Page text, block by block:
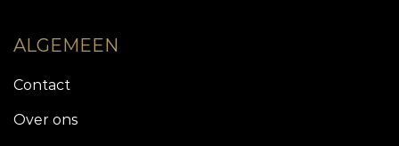
ALGEMEEN
Contact
Over ons